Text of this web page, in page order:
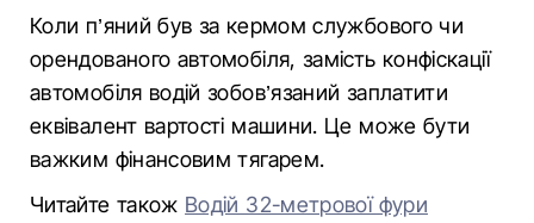
Коли п’яний був за кермом службового чи
орендованого автомобіля, замість конфіскації
автомобіля водій зобов’язаний заплатити
еквівалент вартості машини. Це може бути
важким фінансовим тягарем.
Читайте також Водій 32-метрової фури